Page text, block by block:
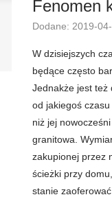
Fenomen
Dodane: 2019-
W dzisiejszych
będące często
Jednakże jest też
od jakiegoś
niż jej
granitowa.
zakupionej przez
ścieżki przy
stanie